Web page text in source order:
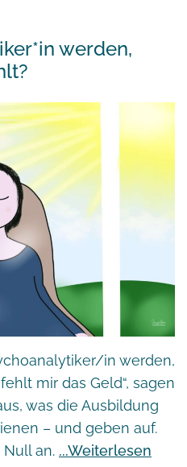
werden,
in werden,
mir das Geld“, sagen
was die Ausbildung
– und geben auf.
an.
Weiterlesen